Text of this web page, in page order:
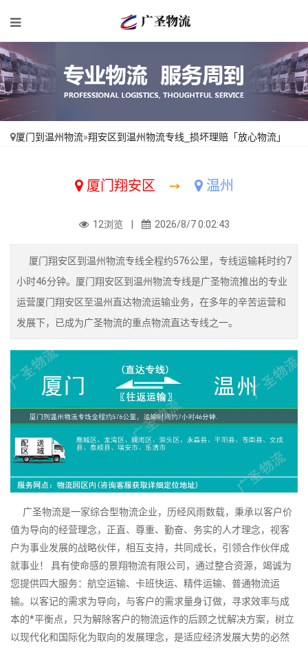
厦门到温州物流»翔安区到温州物流专线_损坏理赔「放心物流」
厦门翔安区 ➙ 温州
12浏览 | 2026/8/7 0:02:43
厦门翔安区到温州物流专线全程约576公里，专线运输耗时约7
小时46分钟。厦门翔安区到温州物流专线是广圣物流推出的专业
运营厦门翔安区至温州直达物流运输业务，在多年的辛苦运营和
发展下，已成为广圣物流的重点物流直达专线之一。
广圣物流是一家综合型物流企业，历经风雨数载，秉承以客户价
值为导向的经营理念，正直、尊重、勤奋、务实的人才理念，视客
户为事业发展的战略伙伴，相互支持，共同成长，引领合作伙伴成
就事业！ 具有使命感的景翔物流有限公司，通过整合资源，竭诚为
您提供四大服务：航空运输、卡班快运、精件运输、普通物流运
输。以客记的需求为导向，与客户的需求量身订做，寻求效率与成
本的*平衡点，只为解除客户的物流运作的后顾之忧解决方案，树立
以现代化和国际化为取向的发展理念，是适应经济发展大势的必然